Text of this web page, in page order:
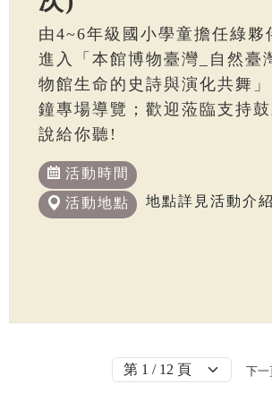
由4~6年級國小學童擔任綠夥
進入「本館博物臺灣_自然臺
物館生命的史詩與演化共舞
鐘專場導覽；歡迎蒞臨支持
說給你聽!
活動時間
活動地點
地點詳見活動介紹
下一